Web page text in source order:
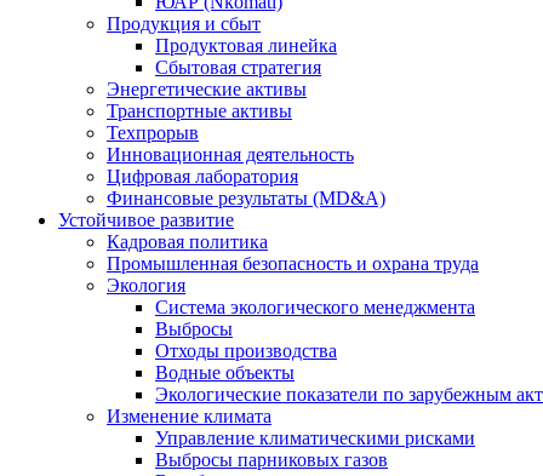
Продукция и сбыт
Продуктовая линейка
Сбытовая стратегия
Энергетические активы
Транспортные активы
Техпрорыв
Инновационная деятельность
Цифровая лаборатория
Финансовые результаты (MD&A)
Устойчивое развитие
Кадровая политика
Промышленная безопасность и охрана труда
Экология
Система экологического менеджмента
Выбросы
Отходы производства
Водные объекты
Экологические показатели по зарубежным
Изменение климата
Управление климатическими рисками
Выбросы парниковых газов